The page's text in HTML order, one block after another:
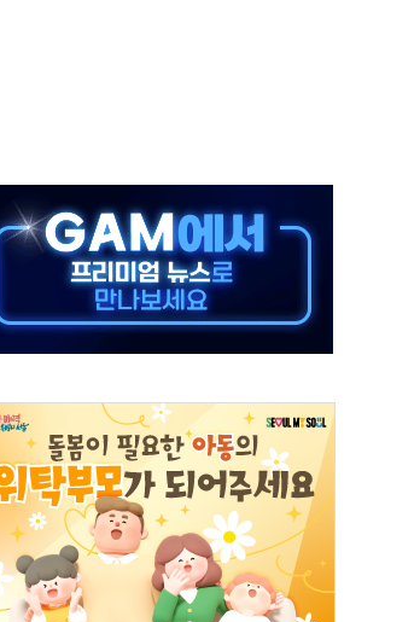
단절…기업 인재 전략 재정립 필요
에 투자심리 위축
해야"